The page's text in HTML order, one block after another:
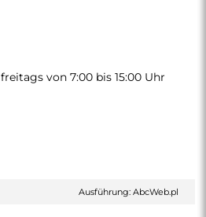
von 7:00 bis 15:00 Uhr
Ausführung: AbcWeb.pl